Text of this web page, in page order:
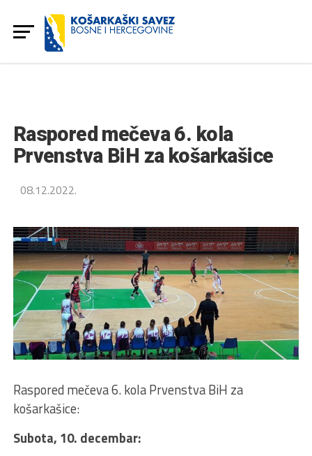
Raspored mečeva 6. kola
Prvenstva BiH za košarkašice
08.12.2022.
Raspored mečeva 6. kola Prvenstva BiH za
košarkašice:
Subota, 10. decembar: